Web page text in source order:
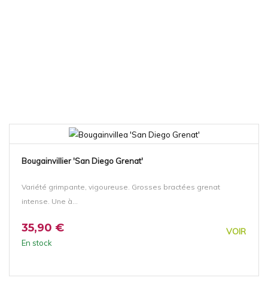
Bougainvillier 'San Diego Grenat'
Variété grimpante, vigoureuse. Grosses bractées grenat
intense. Une à...
35,90 € VOIR
En stock